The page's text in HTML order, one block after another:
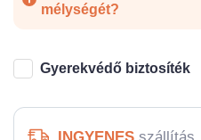
mélységét?
Gyerekvédő biztosíték